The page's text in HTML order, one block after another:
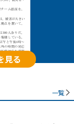
見る
一覧